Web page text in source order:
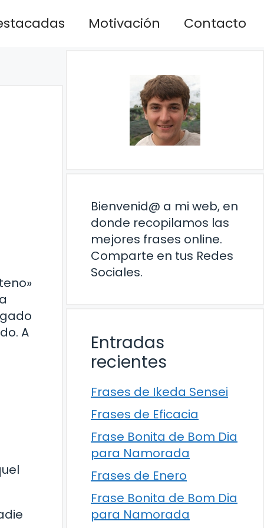
Motivación Contacto
A
Bienvenid@ a mi web, en
donde recopilamos las
mejores frases online.
Comparte en tus Redes
Sociales.
Entradas
recientes
Frases de Ikeda Sensei
Frases de Eficacia
Frase Bonita de Bom Dia
para Namorada
Frases de Enero
Frase Bonita de Bom Dia
para Namorada